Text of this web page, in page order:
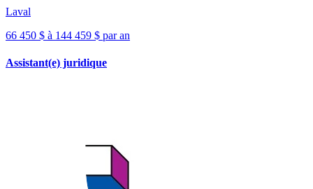
Laval
66 450 $ à 144 459 $ par an
Assistant(e) juridique